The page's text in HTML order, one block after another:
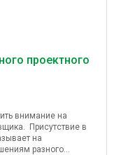
проектного
внимание на
Присутствие в
на
разного...